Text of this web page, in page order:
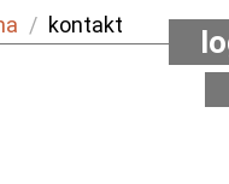
/ kontakt